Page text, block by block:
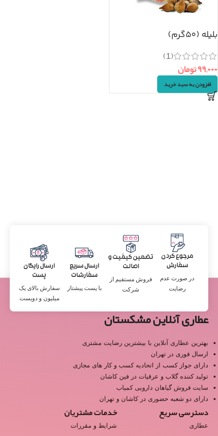
بلیله (۵۰گرم)
(1)
۹۹,۰۰۰تومان
افزودن به سبد خرید
مرجوع کردن
سفارش
در صورت عدم
رضایت
تضمین کیفیت و
اصالت
فروش مستقیم از
شرکت
ارسال سریع
سفارشات
با پست پیشتاز
ارسال رایگان
پست
سفارش بالای یک
میلیون و دویست
عطاری آنلاین مشکستان
بهترین عطاری آنلاین با بیشترین رضایت مشتری
ارسال فوری در تهران
دارای جواز کسب از اتحادیه کسب و کار های مجازی
تولید کننده گلاب و عرقیات در فین کاشان
سایت فروش گیاهان دارویی کمیاب
دارای دو شعبه حضوری در کاشان و تهران
دسترسی سریع
عطاری
خدمات مشتریان
شرایط و مقررات